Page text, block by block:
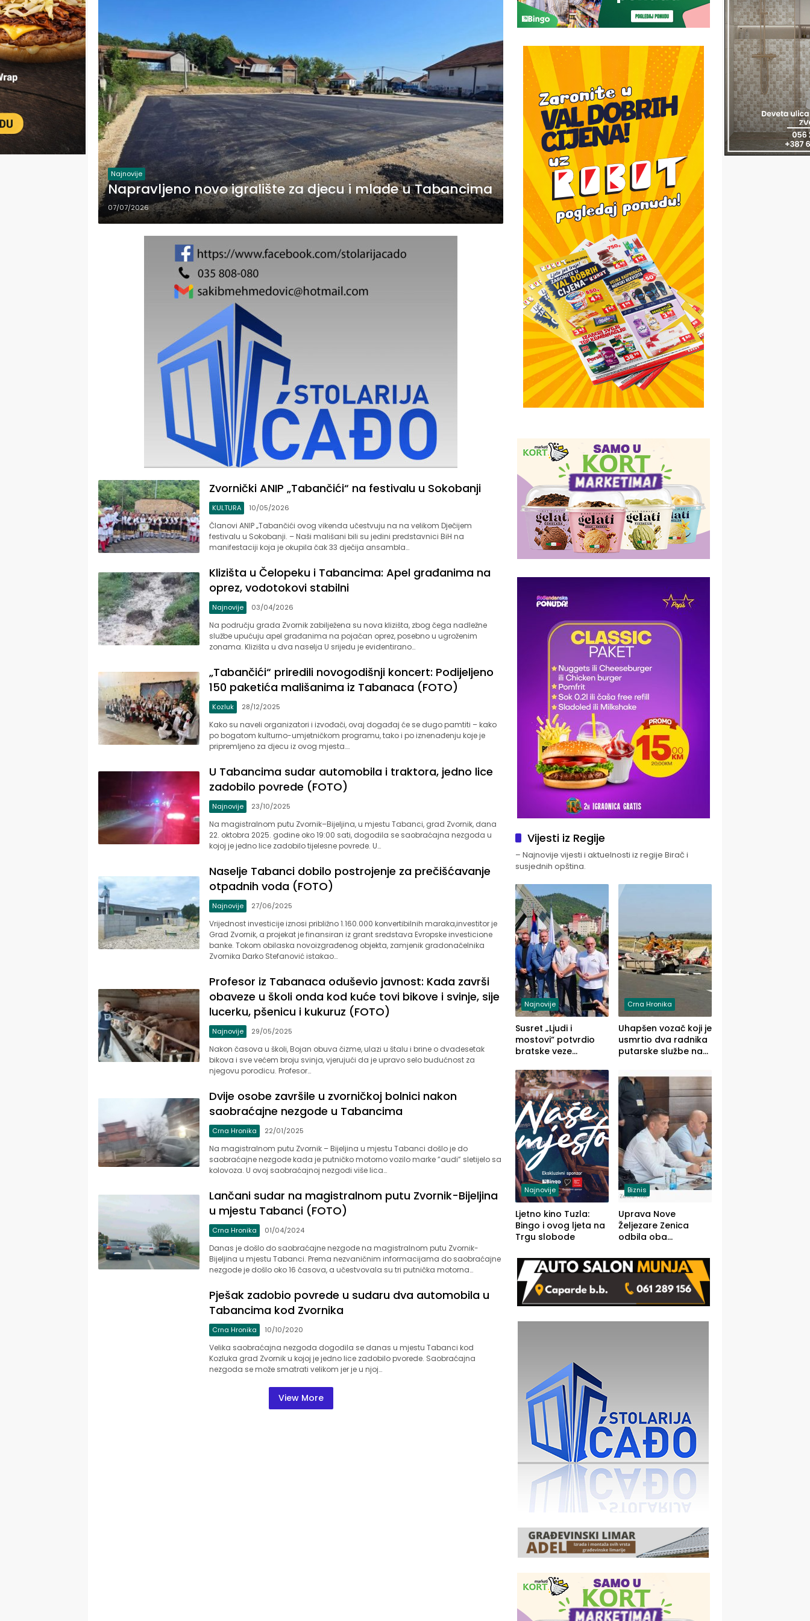
Najnovije
Napravljeno novo igralište za djecu i mlade u Tabancima
07/07/2026
Zvornički ANIP „Tabančići“ na festivalu u Sokobanji
KULTURA 10/05/2026
Članovi ANIP „Tabančići ovog vikenda učestvuju na na velikom Dječijem
festivalu u Sokobanji. – Naši mališani bili su jedini predstavnici BiH na
manifestaciji koja je okupila čak 33 dječija ansambla…
Klizišta u Čelopeku i Tabancima: Apel građanima na
oprez, vodotokovi stabilni
Najnovije 03/04/2026
Na području grada Zvornik zabilježena su nova klizišta, zbog čega nadležne
službe upućuju apel građanima na pojačan oprez, posebno u ugroženim
zonama. Klizišta u dva naselja U srijedu je evidentirano…
„Tabančići“ priredili novogodišnji koncert: Podijeljeno
150 paketića mališanima iz Tabanaca (FOTO)
Kozluk 28/12/2025
Kako su naveli organizatori i izvođači, ovaj događaj će se dugo pamtiti – kako
po bogatom kulturno-umjetničkom programu, tako i po iznenađenju koje je
pripremljeno za djecu iz ovog mjesta….
U Tabancima sudar automobila i traktora, jedno lice
zadobilo povrede (FOTO)
Najnovije 23/10/2025
Na magistralnom putu Zvornik–Bijeljina, u mjestu Tabanci, grad Zvornik, dana
22. oktobra 2025. godine oko 19:00 sati, dogodila se saobraćajna nezgoda u
kojoj je jedno lice zadobilo tijelesne povrede. U…
Naselje Tabanci dobilo postrojenje za prečišćavanje
otpadnih voda (FOTO)
Najnovije 27/06/2025
Vrijednost investicije iznosi približno 1.160.000 konvertibilnih maraka,investitor je
Grad Zvornik, a projekat je finansiran iz grant sredstava Evropske investicione
banke. Tokom obilaska novoizgrađenog objekta, zamjenik gradonačelnika
Zvornika Darko Stefanović istakao…
Profesor iz Tabanaca oduševio javnost: Kada završi
obaveze u školi onda kod kuće tovi bikove i svinje, sije
lucerku, pšenicu i kukuruz (FOTO)
Najnovije 29/05/2025
Nakon časova u školi, Bojan obuva čizme, ulazi u štalu i brine o dvadesetak
bikova i sve većem broju svinja, vjerujući da je upravo selo budućnost za
njegovu porodicu. Profesor…
Dvije osobe završile u zvorničkoj bolnici nakon
saobraćajne nezgode u Tabancima
Crna Hronika 22/01/2025
Na magistralnom putu Zvornik – Bijeljina u mjestu Tabanci došlo je do
saobraćajne nezgode kada je putničko motorno vozilo marke ”audi” sletijelo sa
kolovoza. U ovoj saobraćajnoj nezgodi više lica…
Lančani sudar na magistralnom putu Zvornik-Bijeljina
u mjestu Tabanci (FOTO)
Crna Hronika 01/04/2024
Danas je došlo do saobraćajne nezgode na magistralnom putu Zvornik-
Bijeljina u mjestu Tabanci. Prema nezvaničnim informacijama do saobraćajne
nezgode je došlo oko 16 časova, a učestvovala su tri putnička motorna…
Pješak zadobio povrede u sudaru dva automobila u
Tabancima kod Zvornika
Crna Hronika 10/10/2020
Velika saobraćajna nezgoda dogodila se danas u mjestu Tabanci kod
Kozluka grad Zvornik u kojoj je jedno lice zadobilo pvorede. Saobraćajna
nezgoda se može smatrati velikom jer je u njoj…
View More
Vijesti iz Regije
– Najnovije vijesti i aktuelnosti iz regije Birač i
susjednih opština.
Najnovije
Susret „Ljudi i
mostovi“ potvrdio
bratske veze
Zvornika
Crna Hronika
Uhapšen vozač koji je
usmrtio dva radnika
putarske službe na
prema Šapcu
(FOTO)
Najnovije
Ljetno kino Tuzla:
Bingo i ovog ljeta na
Trgu slobode
Biznis
Uprava Nove
Željezare Zenica
odbila oba
FBiH: Ustrajni da je
stečaj jedino rješenje